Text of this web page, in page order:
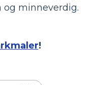
minneverdig.
!